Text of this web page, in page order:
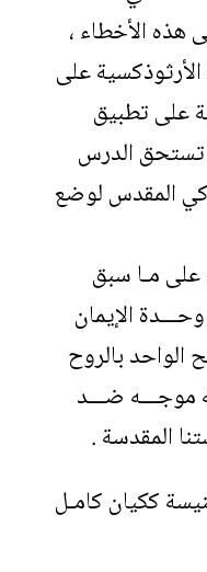
هذه الأخطاء ،
على
على تطبيق
تستحق الدرس
المقدس لوضع
على مـا سبق
الإيمان
بالروح
ضـــد
المقدسة .
ككيان كامـل